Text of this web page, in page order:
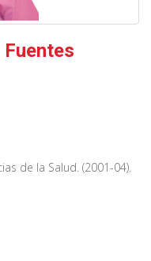
Fuentes
de la Salud. (2001-04).